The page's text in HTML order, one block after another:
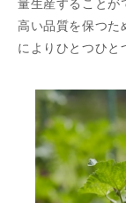
高い品質を保つた
によりひとつひと